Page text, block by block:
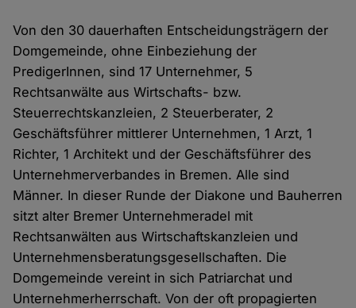
Von den 30 dauerhaften Entscheidungsträgern der
Domgemeinde, ohne Einbeziehung der
PredigerInnen, sind 17 Unternehmer, 5
Rechtsanwälte aus Wirtschafts- bzw.
Steuerrechtskanzleien, 2 Steuerberater, 2
Geschäftsführer mittlerer Unternehmen, 1 Arzt, 1
Richter, 1 Architekt und der Geschäftsführer des
Unternehmerverbandes in Bremen. Alle sind
Männer. In dieser Runde der Diakone und Bauherren
sitzt alter Bremer Unternehmeradel mit
Rechtsanwälten aus Wirtschaftskanzleien und
Unternehmensberatungsgesellschaften. Die
Domgemeinde vereint in sich Patriarchat und
Unternehmerherrschaft. Von der oft propagierten